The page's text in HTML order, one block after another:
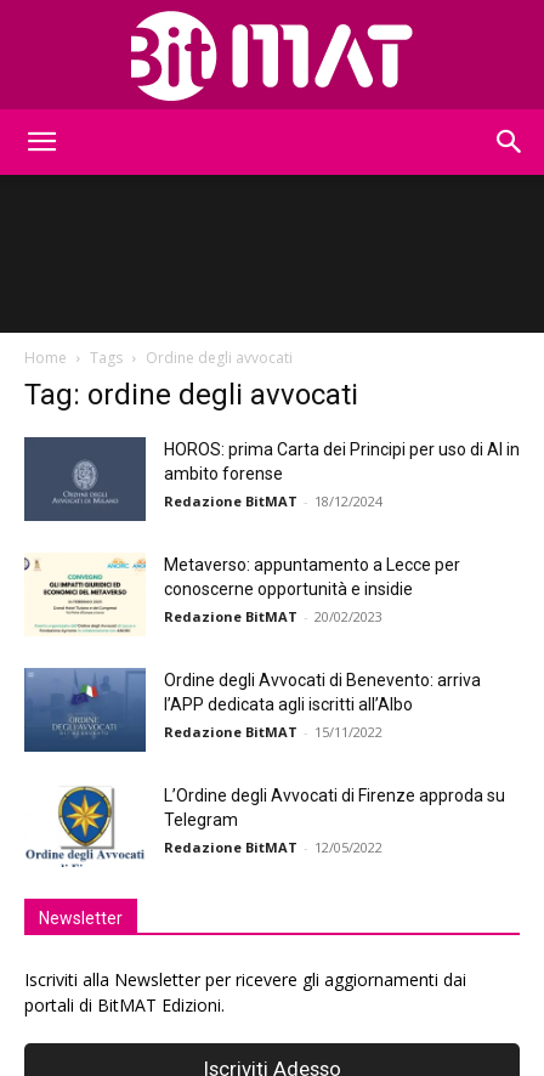
Home Tags Ordine degli avvocati
Tag: ordine degli avvocati
HOROS: prima Carta dei Principi per uso di AI in
ambito forense
Redazione BitMAT - 18/12/2024
Metaverso: appuntamento a Lecce per
conoscerne opportunità e insidie
Redazione BitMAT - 20/02/2023
Ordine degli Avvocati di Benevento: arriva
l’APP dedicata agli iscritti all’Albo
Redazione BitMAT - 15/11/2022
L’Ordine degli Avvocati di Firenze approda su
Telegram
Redazione BitMAT - 12/05/2022
Newsletter
Iscriviti alla Newsletter per ricevere gli aggiornamenti dai
portali di BitMAT Edizioni.